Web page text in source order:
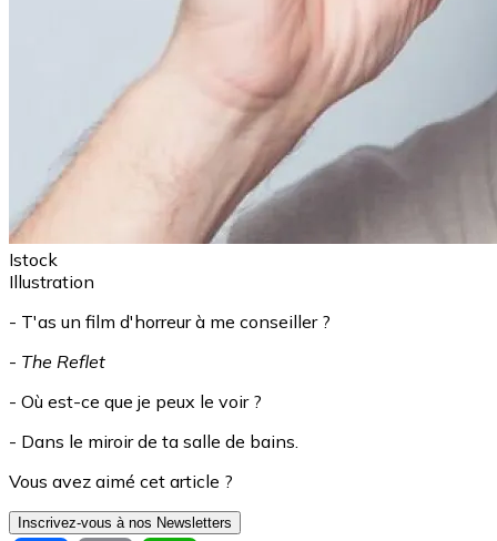
Istock
Illustration
- T'as un film d'horreur à me conseiller ?
- The Reflet
- Où est-ce que je peux le voir ?
- Dans le miroir de ta salle de bains.
Vous avez aimé cet article ?
Inscrivez-vous à nos Newsletters